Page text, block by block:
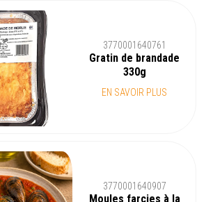
3770001640761
Gratin de brandade
330g
EN SAVOIR PLUS
3770001640907
Moules farcies à la